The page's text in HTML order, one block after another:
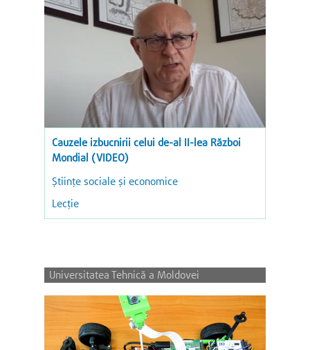
Cauzele izbucnirii celui de-al II-lea Război
Mondial (VIDEO)
Ştiinţe sociale şi economice
Lecție
Universitatea Tehnică a Moldovei